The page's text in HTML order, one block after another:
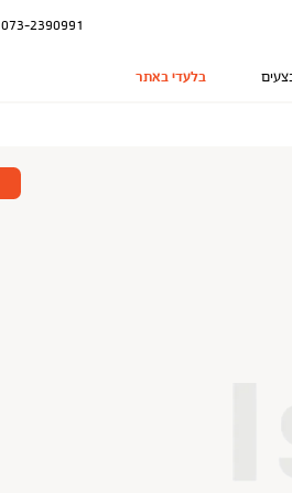
073-2390991
בלעדי באתר